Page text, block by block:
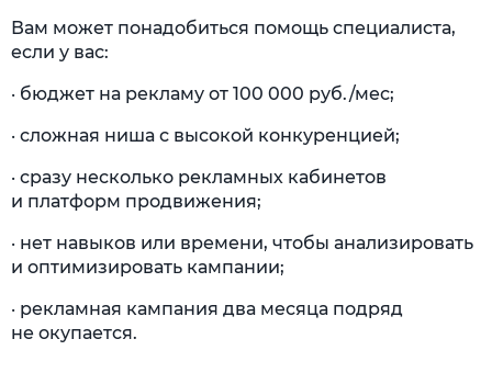
Вам может понадобиться помощь специалиста,
если у вас:
· бюджет на рекламу от 100 000 руб./мес;
· сложная ниша с высокой конкуренцией;
· сразу несколько рекламных кабинетов
и платформ продвижения;
· нет навыков или времени, чтобы анализировать
и оптимизировать кампании;
· рекламная кампания два месяца подряд
не окупается.